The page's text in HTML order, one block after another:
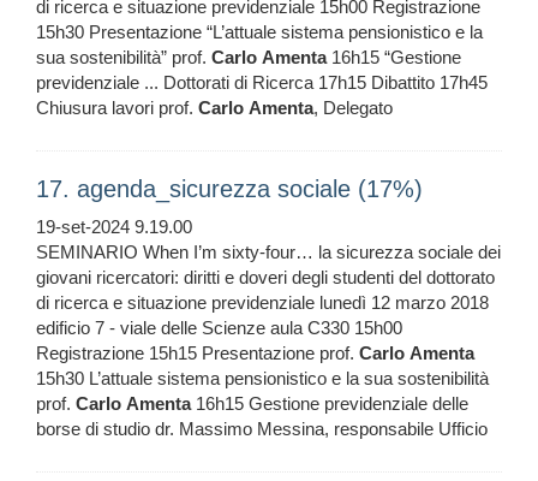
di ricerca e situazione previdenziale 15h00 Registrazione
15h30 Presentazione “L’attuale sistema pensionistico e la
sua sostenibilità” prof. Carlo Amenta16h15 “Gestione
previdenziale ... Dottorati di Ricerca 17h15 Dibattito 17h45
Chiusura lavori prof. Carlo Amenta, Delegato
17. agenda_sicurezza sociale (17%)
19-set-2024 9.19.00
SEMINARIO When I’m sixty-four… la sicurezza sociale dei
giovani ricercatori: diritti e doveri degli studenti del dottorato
di ricerca e situazione previdenziale lunedì 12 marzo 2018
edificio 7 - viale delle Scienze aula C330 15h00
Registrazione 15h15 Presentazione prof. Carlo Amenta
15h30 L’attuale sistema pensionistico e la sua sostenibilità
prof. Carlo Amenta16h15 Gestione previdenziale delle
borse di studio dr. Massimo Messina, responsabile Ufficio